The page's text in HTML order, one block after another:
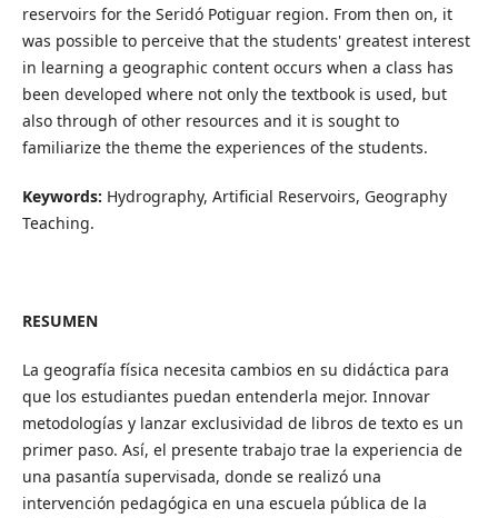
reservoirs for the Seridó Potiguar region. From then on, it
was possible to perceive that the students' greatest interest
in learning a geographic content occurs when a class has
been developed where not only the textbook is used, but
also through of other resources and it is sought to
familiarize the theme the experiences of the students.
Keywords: Hydrography, Artificial Reservoirs, Geography
Teaching.
RESUMEN
La geografía física necesita cambios en su didáctica para
que los estudiantes puedan entenderla mejor. Innovar
metodologías y lanzar exclusividad de libros de texto es un
primer paso. Así, el presente trabajo trae la experiencia de
una pasantía supervisada, donde se realizó una
intervención pedagógica en una escuela pública de la